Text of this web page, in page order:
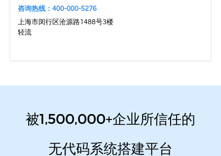
咨询热线：400-000-5276
上海市闵行区沧源路1488号3楼
轻流
被1,500,000+企业所信任的
无代码系统搭建平台